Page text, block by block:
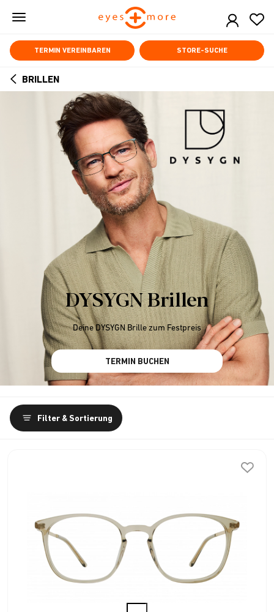
Skip
content
TERMIN VEREINBAREN STORE-SUCHE
ARROW
BRILLEN
DYSYGN Brillen
Deine DYSYGN Brille zum Festpreis
TERMIN BUCHEN
Filter & Sortierung